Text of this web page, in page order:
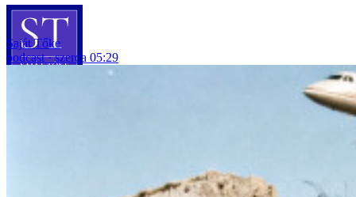
Saját Tőke
podcast
szerda 05:29